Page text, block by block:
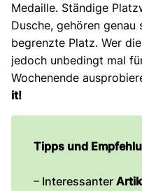
Medaille. Ständige
Dusche, gehören
begrenzte Platz. Wer
jedoch unbedingt mal
Wochenende
it!
Tipps und
– Interessanter